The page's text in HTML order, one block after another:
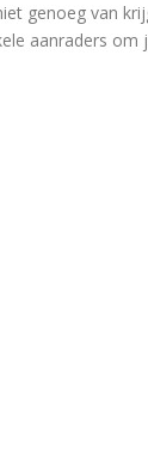
genoeg van
aanraders